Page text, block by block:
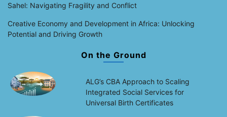
Sahel: Navigating Fragility and Conflict
Creative Economy and Development in Africa: Unlocking
Potential and Driving Growth
On the Ground
ALG’s CBA Approach to Scaling
Integrated Social Services for
Universal Birth Certificates